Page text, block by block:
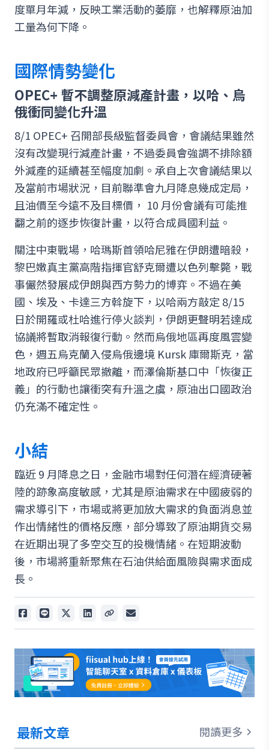
度單月年減，反映工業活動的萎靡，也解釋原油加
工量為何下降。
國際情勢變化
OPEC+ 暫不調整原減產計畫，以哈、烏
俄衝同變化升溫
8/1 OPEC+ 召開部長級監督委員會，會議結果雖然
沒有改變現行減產計畫，不過委員會強調不排除額
外減產的延續甚至幅度加劇。承自上次會議結果以
及當前市場狀況，目前聯準會九月降息幾成定局，
且油價至今遠不及目標價， 10 月份會議有可能推
翻之前的逐步恢復計畫，以符合成員國利益。
關注中東戰場，哈瑪斯首領哈尼雅在伊朗遭暗殺，
黎巴嫩真主黨高階指揮官舒克爾遭以色列擊斃，戰
事儼然發展成伊朗與西方勢力的博弈。不過在美
國、埃及、卡達三方斡旋下，以哈兩方敲定 8/15
日於開羅或杜哈進行停火談判，伊朗更聲明若達成
協議將暫取消報復行動。然而烏俄地區再度風雲變
色，週五烏克蘭入侵烏俄邊境 Kursk 庫爾斯克，當
地政府已呼籲民眾撤離，而澤倫斯基口中「恢復正
義」的行動也讓衝突有升溫之虞，原油出口國政治
仍充滿不確定性。
小結
臨近 9 月降息之日，金融市場對任何潛在經濟硬著
陸的跡象高度敏感，尤其是原油需求在中國疲弱的
需求導引下，市場或將更加放大需求的負面消息並
作出情緒性的價格反應，部分導致了原油期貨交易
在近期出現了多空交互的投機情緒。在短期波動
後，市場將重新聚焦在石油供給面風險與需求面成
長。
最新文章 閱讀更多